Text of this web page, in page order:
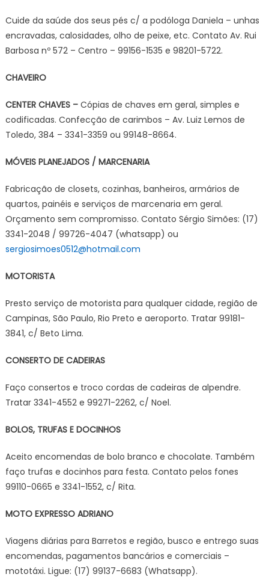
Cuide da saúde dos seus pés c/ a podóloga Daniela – unhas
encravadas, calosidades, olho de peixe, etc. Contato Av. Rui
Barbosa nº 572 – Centro – 99156-1535 e 98201-5722.
CHAVEIRO
CENTER CHAVES –Cópias de chaves em geral, simples e
codificadas. Confecção de carimbos – Av. Luiz Lemos de
Toledo, 384 – 3341-3359 ou 99148-8664.
MÓVEIS PLANEJADOS / MARCENARIA
Fabricação de closets, cozinhas, banheiros, armários de
quartos, painéis e serviços de marcenaria em geral.
Orçamento sem compromisso. Contato Sérgio Simões: (17)
3341-2048 / 99726-4047 (whatsapp) ou
sergiosimoes0512@hotmail.com
MOTORISTA
Presto serviço de motorista para qualquer cidade, região de
Campinas, São Paulo, Rio Preto e aeroporto. Tratar 99181-
3841, c/ Beto Lima.
CONSERTO DE CADEIRAS
Faço consertos e troco cordas de cadeiras de alpendre.
Tratar 3341-4552 e 99271-2262, c/ Noel.
BOLOS, TRUFAS E DOCINHOS
Aceito encomendas de bolo branco e chocolate. Também
faço trufas e docinhos para festa. Contato pelos fones
99110-0665 e 3341-1552, c/ Rita.
MOTO EXPRESSO ADRIANO
Viagens diárias para Barretos e região, busco e entrego suas
encomendas, pagamentos bancários e comerciais –
mototáxi. Ligue: (17) 99137-6683 (Whatsapp).